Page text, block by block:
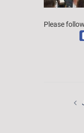
Please